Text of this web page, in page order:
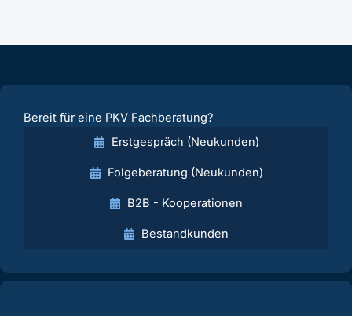
Bereit für eine PKV Fachberatung?
Erstgespräch (Neukunden)
Folgeberatung (Neukunden)
B2B - Kooperationen
Bestandkunden